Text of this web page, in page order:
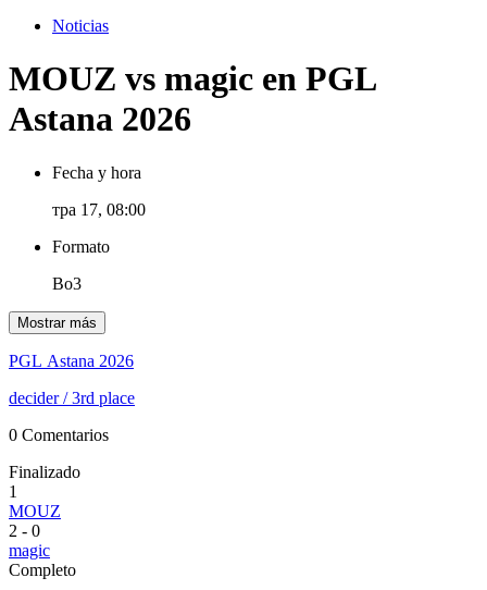
Noticias
MOUZ vs magic en PGL
Astana 2026
Fecha y hora
тра 17, 08:00
Formato
Bo3
Mostrar más
PGL Astana 2026
decider/ 3rd place
0 Comentarios
Finalizado
1
MOUZ
2 - 0
magic
Completo